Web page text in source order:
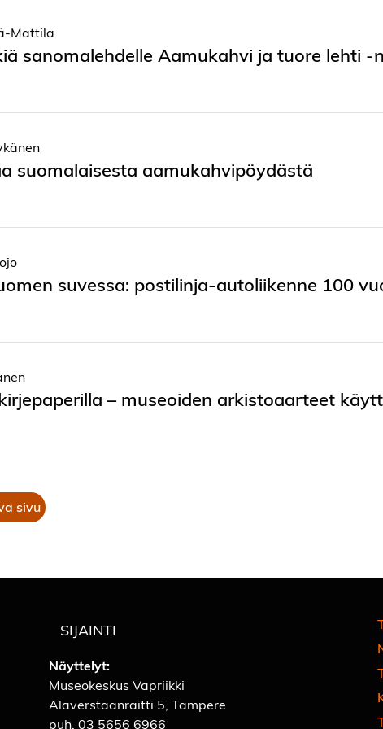
Mattila
sanomalehdelle Aamukahvi ja tuore lehti -
suomalaisesta aamukahvipöydästä
suvessa: postilinja-autoliikenne 100
– museoiden arkistoaarteet
sivu
SIJAINTI
Näyttelyt:
Museokeskus Vapriikki
Alaverstaanraitti 5, Tampere
puh.03 5656 6966